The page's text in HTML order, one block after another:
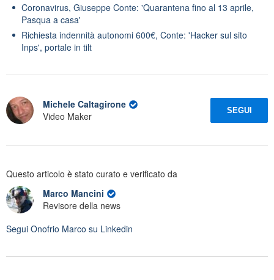
Coronavirus, Giuseppe Conte: 'Quarantena fino al 13 aprile,
Pasqua a casa'
Richiesta indennità autonomi 600€, Conte: 'Hacker sul sito
Inps', portale in tilt
Michele Caltagirone
Video Maker
SEGUI
Questo articolo è stato curato e verificato da
Marco Mancini
Revisore della news
Segui Onofrio Marco su Linkedin